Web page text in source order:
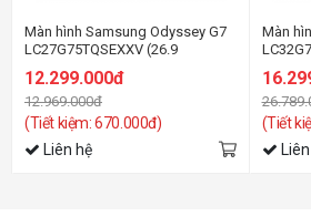
Màn hình Samsung Odyssey G7
LC27G75TQSEXXV (26.9
inch/2K/VA/240Hz/1ms/350nits/
Sync/Cong)
12.299.000đ
12.969.000đ
(Tiết kiệm: 670.000đ)
Liên hệ
Màn
inch/
Sync/
(Tiết